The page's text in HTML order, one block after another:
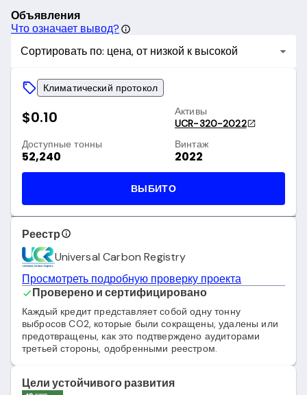
Объявления
Что означает вывод?
Сортировать по: цена, от низкой к высокой
Климатический протокол
$0.10
Активы
UCR-320-2022
Доступные тонны
52,240
Винтаж
2022
ВЫБИТО
Реестр
Universal Carbon Registry
Просмотреть подробную проверку проекта
Проверено и сертифицировано
Каждый кредит представляет собой одну тонну
выбросов CO2, которые были сокращены, удалены или
предотвращены, как это подтверждено аудиторами
третьей стороны, одобренными реестром.
Цели устойчивого развития